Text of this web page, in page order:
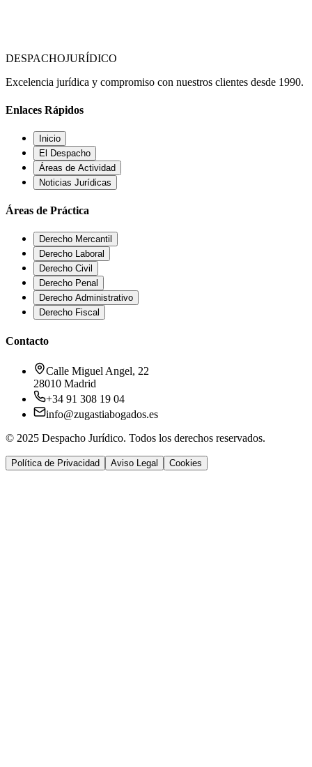
DESPACHOJURÍDICO
Excelencia jurídica y compromiso con nuestros clientes desde 1990.
Enlaces Rápidos
Inicio
El Despacho
Áreas de Actividad
Noticias Jurídicas
Áreas de Práctica
Derecho Mercantil
Derecho Laboral
Derecho Civil
Derecho Penal
Derecho Administrativo
Derecho Fiscal
Contacto
Calle Miguel Angel, 22
28010 Madrid
+34 91 308 19 04
info@zugastiabogados.es
© 2025 Despacho Jurídico. Todos los derechos reservados.
Política de Privacidad Aviso Legal Cookies